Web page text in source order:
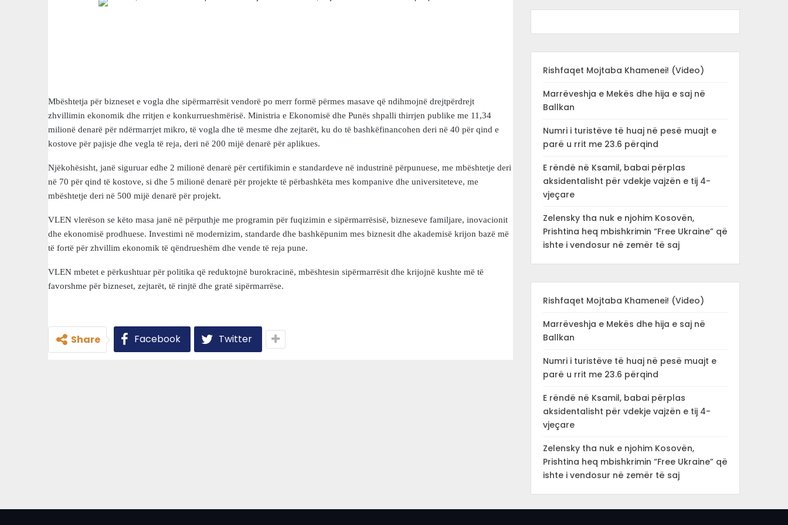
Mbështetja për bizneset e vogla dhe sipërmarrësit vendorë po merr formë përmes masave që ndihmojnë drejtpërdrejt
zhvillimin ekonomik dhe rritjen e konkurrueshmërisë. Ministria e Ekonomisë dhe Punës shpalli thirrjen publike me 11,34
milionë denarë për ndërmarrjet mikro, të vogla dhe të mesme dhe zejtarët, ku do të bashkëfinancohen deri në 40 për qind e
kostove për pajisje dhe vegla të reja, deri në 200 mijë denarë për aplikues.
Njëkohësisht, janë siguruar edhe 2 milionë denarë për certifikimin e standardeve në industrinë përpunuese, me mbështetje deri
në 70 për qind të kostove, si dhe 5 milionë denarë për projekte të përbashkëta mes kompanive dhe universiteteve, me
mbështetje deri në 500 mijë denarë për projekt.
VLEN vlerëson se këto masa janë në përputhje me programin për fuqizimin e sipërmarrësisë, bizneseve familjare, inovacionit
dhe ekonomisë prodhuese. Investimi në modernizim, standarde dhe bashkëpunim mes biznesit dhe akademisë krijon bazë më
të fortë për zhvillim ekonomik të qëndrueshëm dhe vende të reja pune.
VLEN mbetet e përkushtuar për politika që reduktojnë burokracinë, mbështesin sipërmarrësit dhe krijojnë kushte më të
favorshme për bizneset, zejtarët, të rinjtë dhe gratë sipërmarrëse.
Share Facebook Twitter
Rishfaqet Mojtaba Khamenei! (Video)
Marrëveshja e Mekës dhe hija e saj në
Ballkan
Numri i turistëve të huaj në pesë muajt e
parë u rrit me 23.6 përqind
E rëndë në Ksamil, babai përplas
aksidentalisht për vdekje vajzën e tij 4-
vjeçare
Zelensky tha nuk e njohim Kosovën,
Prishtina heq mbishkrimin “Free Ukraine” që
ishte i vendosur në zemër të saj
Rishfaqet Mojtaba Khamenei! (Video)
Marrëveshja e Mekës dhe hija e saj në
Ballkan
Numri i turistëve të huaj në pesë muajt e
parë u rrit me 23.6 përqind
E rëndë në Ksamil, babai përplas
aksidentalisht për vdekje vajzën e tij 4-
vjeçare
Zelensky tha nuk e njohim Kosovën,
Prishtina heq mbishkrimin “Free Ukraine” që
ishte i vendosur në zemër të saj